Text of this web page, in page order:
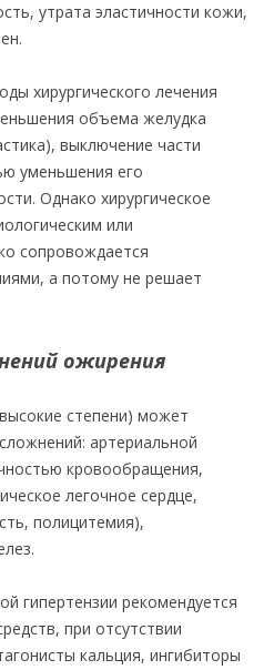
утрата эластичности кожи,
хирургического лечения
объема желудка
выключение части
уменьшения его
Однако хирургическое
или
сопровождается
а потому не решает
ожирения
степени) может
артериальной
кровообращения,
легочное сердце,
полицитемия),
гипертензии рекомендуется
при отсутствии
кальция, ингибиторы